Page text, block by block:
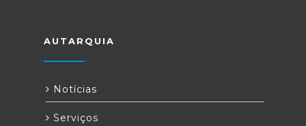
AUTARQUIA
Notícias
Serviços